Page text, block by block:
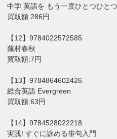
中学 英語を もう一度ひとつひと
買取額:286円
【12】9784022572585
蕪村春秋
買取額:7円
【13】9784864602426
総合英語 Evergreen
買取額:63円
【14】9784528022218
実践! すぐに詠める俳句入門